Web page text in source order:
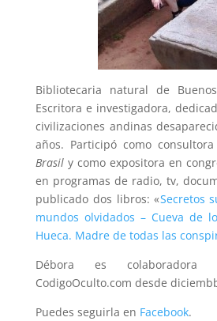
Bibliotecaria natural de
Escritora e investigadora,
civilizaciones andinas
años. Participó como
Brasily como expositora en
en programas de radio, tv,
publicado dos libros: «Secretos
mundos olvidados – Cueva de
Hueca. Madre de todas las
Débora es colaboradora
CodigoOculto.com desde
Puedes seguirla en Facebook.